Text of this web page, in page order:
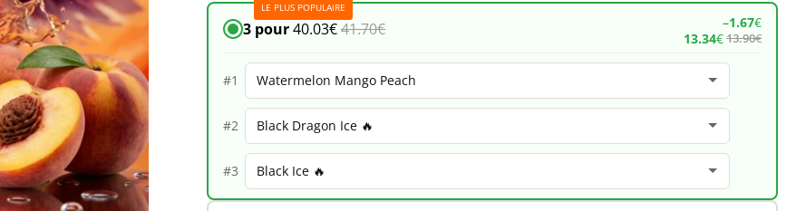
Falcon
16K
Watermelon
Mango
Peach
LE PLUS POPULAIRE
3 pour40.03€41.70€ –1.67€
13.34€13.90€
#1
#2
#3